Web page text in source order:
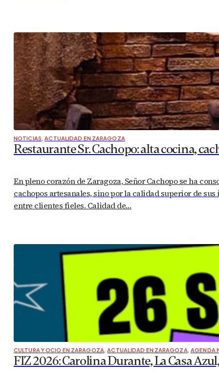
NOTICIAS, ACTUALIDAD EN ZARAGOZA
Restaurante Sr. Cachopo: alta cocina,
En pleno corazón de Zaragoza, Señor Cachopo se ha
cachopos artesanales, sino por la calidad superior de
entre clientes fieles. Calidad de…
CULTURA Y OCIO EN ZARAGOZA, ACTUALIDAD EN ZARAGOZA, AGENDA
FIZ 2026: Carolina Durante, La Casa